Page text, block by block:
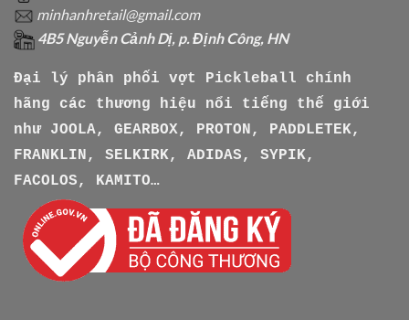
minhanhretail@gmail.com
4B5 Nguyễn Cảnh Dị, p. Định Công, HN
Đại lý phân phối vợt Pickleball chính
hãng các thương hiệu nổi tiếng thế giới
như
JOOLA, GEARBOX, PROTON, PADDLETEK,
FRANKLIN, SELKIRK, ADIDAS, SYPIK,
FACOLOS, KAMITO…